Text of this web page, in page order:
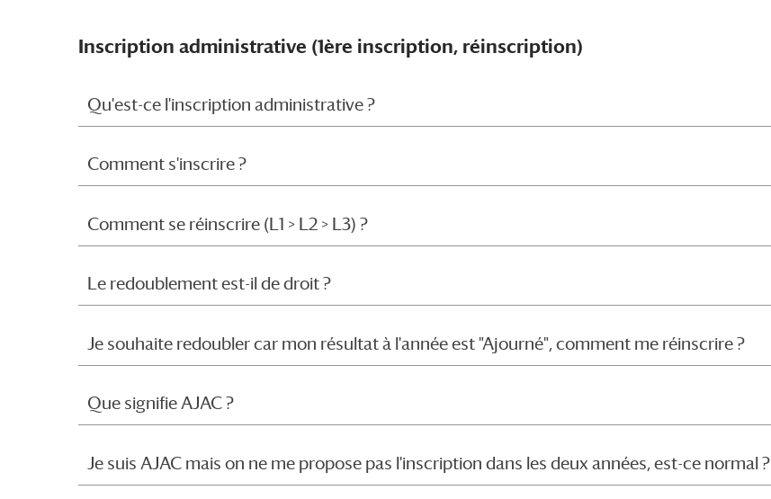
Inscription administrative (1ère inscription, réinscription)
Qu'est-ce l'inscription administrative ?
Comment s'inscrire ?
Comment se réinscrire (L1 > L2 > L3) ?
Le redoublement est-il de droit ?
Je souhaite redoubler car mon résultat à l'année est "Ajourné", comment me réinscrire ?
Que signifie AJAC ?
Je suis AJAC mais on ne me propose pas l'inscription dans les deux années, est-ce normal ?